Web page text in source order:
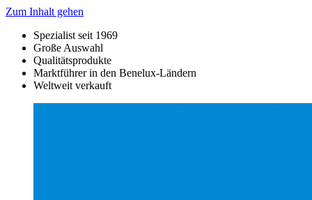
Zum Inhalt gehen
Spezialist seit 1969
Große Auswahl
Qualitätsprodukte
Marktführer in den Benelux-Ländern
Weltweit verkauft